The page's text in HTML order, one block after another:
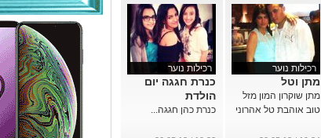
רכילות נוער
מתן וטל
מתן שוקרון המון מזל
טוב אוהבת טל אהרוני
רכילות נוער
כנרת חגגה יום
הולדת
כנרת כהן חגגה...